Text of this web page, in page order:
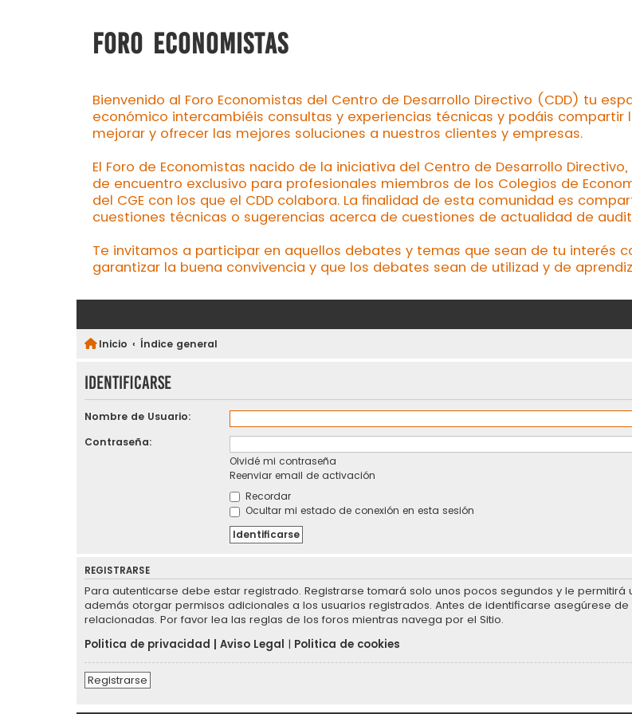
FORO ECONOMISTAS
Bienvenido al Foro Economistas del Centro de Desarrollo Directivo (CDD) tu
económico intercambiéis consultas y experiencias técnicas y podáis
mejorar y ofrecer las mejores soluciones a nuestros clientes y empresas.
El Foro de Economistas nacido de la iniciativa del Centro de Desarrollo
de encuentro exclusivo para profesionales miembros de los Colegios de
del CGE con los que el CDD colabora. La finalidad de esta comunidad es
cuestiones técnicas o sugerencias acerca de cuestiones de actualidad de
Te invitamos a participar en aquellos debates y temas que sean de tu interés
garantizar la buena convivencia y que los debates sean de utilizad y de
Inicio Índice general
Identificarse
Nombre de Usuario:
Contraseña:
Olvidé mi contraseña
Reenviar email de activación
Recordar
Ocultar mi estado de conexión en esta sesión
REGISTRARSE
Para autenticarse debe estar registrado. Registrarse tomará solo unos pocos segundos y le
además otorgar permisos adicionales a los usuarios registrados. Antes de identificarse asegúrese
relacionadas. Por favor lea las reglas de los foros mientras navega por el Sitio.
Politica de privacidad
Aviso Legal | Politica de cookies
Registrarse